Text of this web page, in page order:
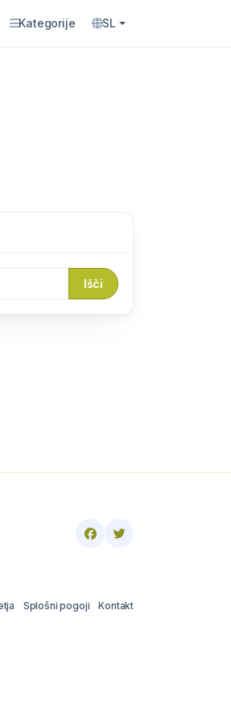
Kategorije SL
Išči
Splošni pogoji Kontakt